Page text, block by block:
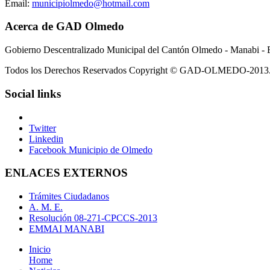
Email: municipiolmedo@hotmail.com
Acerca de GAD Olmedo
Gobierno Descentralizado Municipal del Cantón Olmedo - Manabi -
Todos los Derechos Reservados Copyright © GAD-OLMEDO-2013.
Social links
Twitter
Linkedin
Facebook Municipio de Olmedo
ENLACES EXTERNOS
Trámites Ciudadanos
A. M. E.
Resolución 08-271-CPCCS-2013
EMMAI MANABI
Inicio
Home